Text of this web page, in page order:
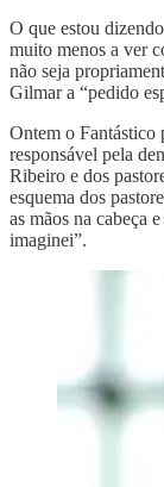
O que estou
muito menos a ver
não seja
Gilmar a “pedido
Ontem o
responsável pela
Ribeiro e dos
esquema dos
as mãos na cabeça
imaginei”.